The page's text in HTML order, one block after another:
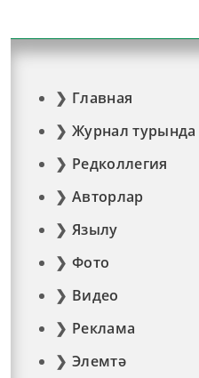
Главная
Журнал турында
Редколлегия
Авторлар
Язылу
Фото
Видео
Реклама
Элемтә